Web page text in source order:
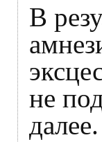
В
не
далее.